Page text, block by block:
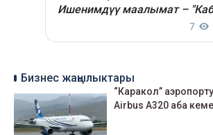
Бизнес жаңылыктары
“Каракол” аэропорту биринчи жолу
Airbus A320 аба